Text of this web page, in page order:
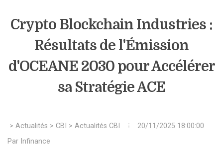
Crypto Blockchain Industries :
Résultats de l'Émission
d'OCEANE 2030 pour Accélérer
sa Stratégie ACE
> Actualités > CBI > Actualités CBI
20/11/2025 18:00:00
Par Infinance